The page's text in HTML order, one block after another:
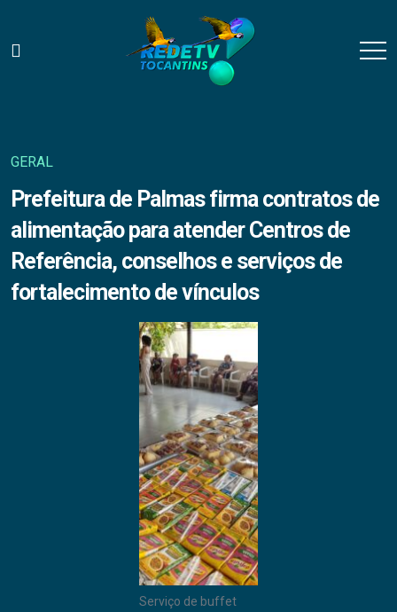
GERAL
Prefeitura de Palmas firma contratos de
alimentação para atender Centros de
Referência, conselhos e serviços de
fortalecimento de vínculos
Serviço de buffet